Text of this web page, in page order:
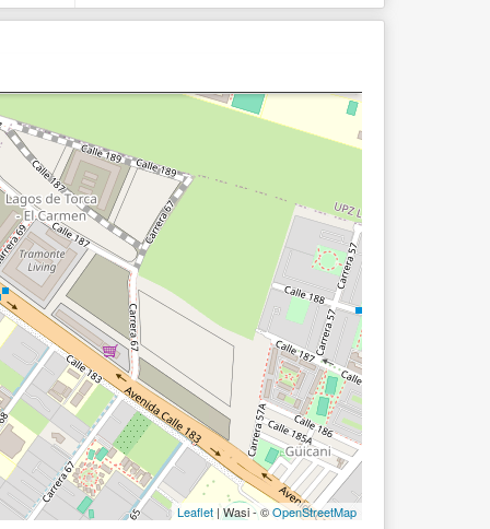
Leaflet | Wasi - ©OpenStreetMap